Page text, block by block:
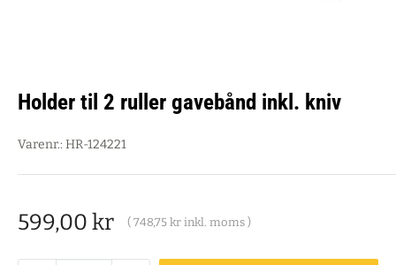
Holder til 2 ruller gavebånd inkl. kniv
Varenr.: HR-124221
Salgspris
599,00 kr ( 748,75 kr inkl. moms )